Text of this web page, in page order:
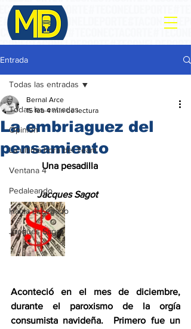
Entrada
Todas las entradas
Opinión
La ultima hora del Team
Ventana 4
Pedaleando
Habla el Legado
Jacques Sagot
Todas las entradas
La embriaguez del
pensamiento
Bernal Arce
15 feb 4 min de lectura
             Una pesadilla
           Jacques Sagot
Aconteció en el mes de diciembre,
durante el paroxismo de la orgía
consumista navideña.  Primero fue un